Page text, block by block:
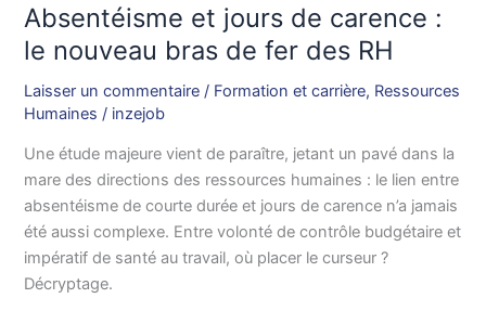
Absentéisme et jours de carence :
le nouveau bras de fer des RH
Laisser un commentaire / Formation et carrière, Ressources
Humaines / inzejob
Une étude majeure vient de paraître, jetant un pavé dans la
mare des directions des ressources humaines : le lien entre
absentéisme de courte durée et jours de carence n’a jamais
été aussi complexe. Entre volonté de contrôle budgétaire et
impératif de santé au travail, où placer le curseur ?
Décryptage.
Absentéisme
et
jours
de
carence
:
nouveau
bras
de
fer